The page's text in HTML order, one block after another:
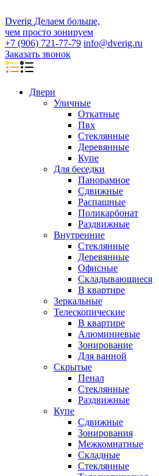
Dverig Делаем больше,
чем просто зонируем
+7 (906) 721-77-79 info@dverig.ru
Заказать звонок
Двери
Уличные
Откатные
Пвх
Стеклянные
Деревянные
Купе
Для беседки
Панорамное
Сдвижные
Распашные
Поликарбонат
Раздвижные
Внутренние
Стеклянные
Деревянные
Офисные
Складывающиеся
В квартире
Зеркальные
Телескопические
В квартире
Алюминиевые
Зонирование
Для ванной
Скрытые
Пенал
Стеклянные
Раздвижные
Купе
Сдвижные
Зонирования
Межкомнатные
Складные
Стеклянные